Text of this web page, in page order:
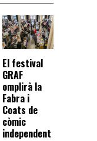
El festival
GRAF
omplirà la
Fabra i
Coats de
còmic
independent